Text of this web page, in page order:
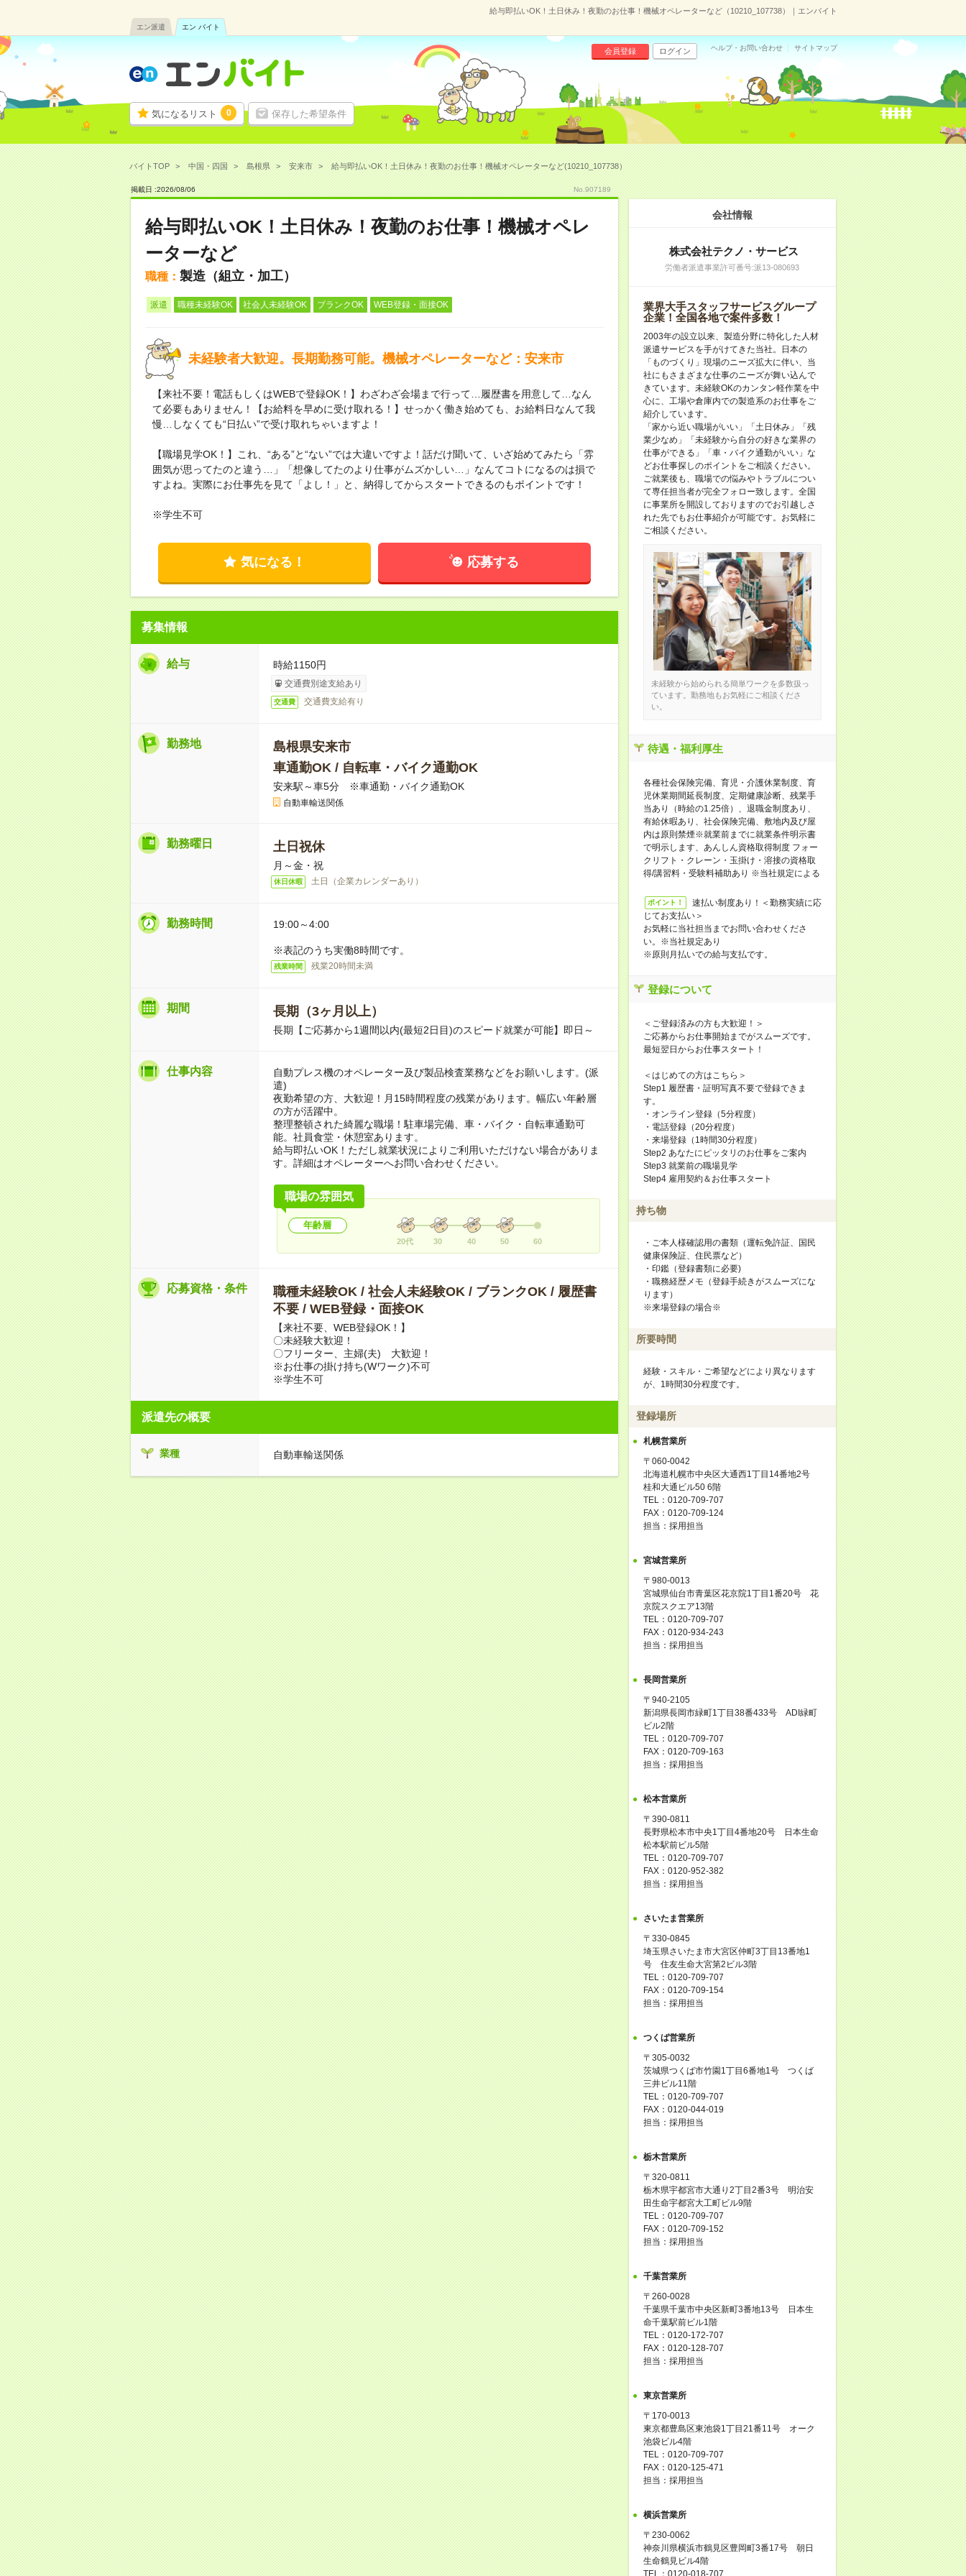
給与即払いOK！土日休み！夜勤のお仕事！機械オペレーターなど（10210_107738）｜エンバイト
エン派遣 エン バイト
気になるリスト 0 保存した希望条件
会員登録 ログイン ヘルプ・お問い合わせ サイトマップ
バイトTOP 中国・四国 島根県 安来市 給与即払いOK！土日休み！夜勤のお仕事！機械オペレーターなど(10210_107738）
掲載日 :2026/08/06 No.907189
給与即払いOK！土日休み！夜勤のお仕事！機械オペレ
ーターなど
職種： 製造（組立・加工）
派遣 職種未経験OK 社会人未経験OK ブランクOK WEB登録・面接OK
未経験者大歓迎。長期勤務可能。機械オペレーターなど：安来市
【来社不要！電話もしくはWEBで登録OK！】わざわざ会場まで行って…履歴書を用意して…なん
て必要もありません！【お給料を早めに受け取れる！】せっかく働き始めても、お給料日なんて我
慢…しなくても“日払い”で受け取れちゃいますよ！
【職場見学OK！】これ、“ある”と“ない”では大違いですよ！話だけ聞いて、いざ始めてみたら「雰
囲気が思ってたのと違う…」「想像してたのより仕事がムズかしい…」なんてコトになるのは損で
すよね。実際にお仕事先を見て「よし！」と、納得してからスタートできるのもポイントです！
※学生不可
気になる！ 応募する
募集情報
給与 時給1150円
交通費別途支給あり
交通費 交通費支給有り
勤務地
島根県安来市
車通勤OK / 自転車・バイク通勤OK
安来駅～車5分 ※車通勤・バイク通勤OK
自動車輸送関係
勤務曜日 土日祝休
月～金・祝
休日休暇 土日（企業カレンダーあり）
勤務時間 19:00～4:00
※表記のうち実働8時間です。
残業時間 残業20時間未満
期間 長期（3ヶ月以上）
長期【ご応募から1週間以内(最短2日目)のスピード就業が可能】即日～
仕事内容
自動プレス機のオペレーター及び製品検査業務などをお願いします。(派
遣)
夜勤希望の方、大歓迎！月15時間程度の残業があります。幅広い年齢層
の方が活躍中。
整理整頓された綺麗な職場！駐車場完備、車・バイク・自転車通勤可
能。社員食堂・休憩室あります。
給与即払いOK！ただし就業状況によりご利用いただけない場合がありま
す。詳細はオペレーターへお問い合わせください。
職場の雰囲気
年齢層
20代 30 40 50 60
応募資格・条件
職種未経験OK / 社会人未経験OK / ブランクOK / 履歴書
不要 / WEB登録・面接OK
【来社不要、WEB登録OK！】
〇未経験大歓迎！
〇フリーター、主婦(夫) 大歓迎！
※お仕事の掛け持ち(Wワーク)不可
※学生不可
派遣先の概要
業種 自動車輸送関係
会社情報
株式会社テクノ・サービス
労働者派遣事業許可番号:派13-080693
業界大手スタッフサービスグループ
企業！全国各地で案件多数！
2003年の設立以来、製造分野に特化した人材
派遣サービスを手がけてきた当社。日本の
「ものづくり」現場のニーズ拡大に伴い、当
社にもさまざまな仕事のニーズが舞い込んで
きています。未経験OKのカンタン軽作業を中
心に、工場や倉庫内での製造系のお仕事をご
紹介しています。
「家から近い職場がいい」「土日休み」「残
業少なめ」「未経験から自分の好きな業界の
仕事ができる」「車・バイク通勤がいい」な
どお仕事探しのポイントをご相談ください。
ご就業後も、職場での悩みやトラブルについ
て専任担当者が完全フォロー致します。全国
に事業所を開設しておりますのでお引越しさ
れた先でもお仕事紹介が可能です。お気軽に
ご相談ください。
未経験から始められる簡単ワークを多数扱っ
ています。勤務地もお気軽にご相談くださ
い。
待遇・福利厚生
各種社会保険完備、育児・介護休業制度、育
児休業期間延長制度、定期健康診断、残業手
当あり（時給の1.25倍）、退職金制度あり、
有給休暇あり、社会保険完備、敷地内及び屋
内は原則禁煙※就業前までに就業条件明示書
で明示します、あんしん資格取得制度 フォー
クリフト・クレーン・玉掛け・溶接の資格取
得/講習料・受験料補助あり ※当社規定による
ポイント！
速払い制度あり！＜勤務実績に応
じてお支払い＞
お気軽に当社担当までお問い合わせくださ
い。※当社規定あり
※原則月払いでの給与支払です。
登録について
＜ご登録済みの方も大歓迎！＞
ご応募からお仕事開始までがスムーズです。
最短翌日からお仕事スタート！
＜はじめての方はこちら＞
Step1 履歴書・証明写真不要で登録できま
す。
・オンライン登録（5分程度）
・電話登録（20分程度）
・来場登録（1時間30分程度）
Step2 あなたにピッタリのお仕事をご案内
Step3 就業前の職場見学
Step4 雇用契約＆お仕事スタート
持ち物
・ご本人様確認用の書類（運転免許証、国民
健康保険証、住民票など）
・印鑑（登録書類に必要)
・職務経歴メモ（登録手続きがスムーズにな
ります）
※来場登録の場合※
所要時間
経験・スキル・ご希望などにより異なります
が、1時間30分程度です。
登録場所
札幌営業所
〒060-0042
北海道札幌市中央区大通西1丁目14番地2号
桂和大通ビル50 6階
TEL：0120-709-707
FAX：0120-709-124
担当：採用担当
宮城営業所
〒980-0013
宮城県仙台市青葉区花京院1丁目1番20号 花
京院スクエア13階
TEL：0120-709-707
FAX：0120-934-243
担当：採用担当
長岡営業所
〒940-2105
新潟県長岡市緑町1丁目38番433号 ADI緑町
ビル2階
TEL：0120-709-707
FAX：0120-709-163
担当：採用担当
松本営業所
〒390-0811
長野県松本市中央1丁目4番地20号 日本生命
松本駅前ビル5階
TEL：0120-709-707
FAX：0120-952-382
担当：採用担当
さいたま営業所
〒330-0845
埼玉県さいたま市大宮区仲町3丁目13番地1
号 住友生命大宮第2ビル3階
TEL：0120-709-707
FAX：0120-709-154
担当：採用担当
つくば営業所
〒305-0032
茨城県つくば市竹園1丁目6番地1号 つくば
三井ビル11階
TEL：0120-709-707
FAX：0120-044-019
担当：採用担当
栃木営業所
〒320-0811
栃木県宇都宮市大通り2丁目2番3号 明治安
田生命宇都宮大工町ビル9階
TEL：0120-709-707
FAX：0120-709-152
担当：採用担当
千葉営業所
〒260-0028
千葉県千葉市中央区新町3番地13号 日本生
命千葉駅前ビル1階
TEL：0120-172-707
FAX：0120-128-707
担当：採用担当
東京営業所
〒170-0013
東京都豊島区東池袋1丁目21番11号 オーク
池袋ビル4階
TEL：0120-709-707
FAX：0120-125-471
担当：採用担当
横浜営業所
〒230-0062
神奈川県横浜市鶴見区豊岡町3番17号 朝日
生命鶴見ビル4階
TEL：0120-018-707